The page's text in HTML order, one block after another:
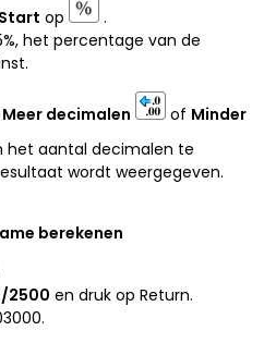
Start op
.
het percentage van de
Meer decimalen of Minder
het aantal decimalen te
wordt weergegeven.
berekenen
2500 en druk op Return.